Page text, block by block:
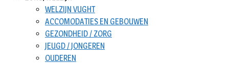
WELZIJN VUGHT
ACCOMODATIES EN GEBOUWEN
GEZONDHEID / ZORG
JEUGD / JONGEREN
OUDEREN